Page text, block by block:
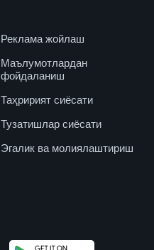
Реклама жойлаш
Маълумотлардан
фойдаланиш
Таҳририят сиёсати
Тузатишлар сиёсати
Эгалик ва молиялаштириш